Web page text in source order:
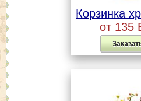
Корзинка
от 135